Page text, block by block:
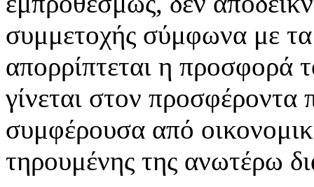
συμμετοχής σύμφωνα με
απορρίπτεται η προσφορά
γίνεται στον
συμφέρουσα από
τηρουμένης της ανωτέρω